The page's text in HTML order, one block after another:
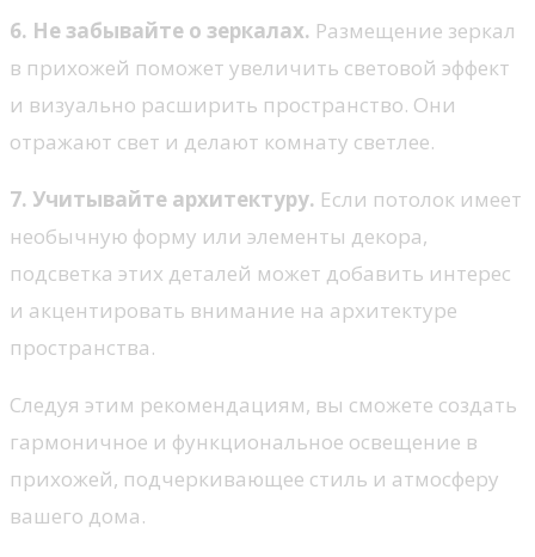
6. Не забывайте о зеркалах. Размещение зеркал
в прихожей поможет увеличить световой эффект
и визуально расширить пространство. Они
отражают свет и делают комнату светлее.
7. Учитывайте архитектуру. Если потолок имеет
необычную форму или элементы декора,
подсветка этих деталей может добавить интерес
и акцентировать внимание на архитектуре
пространства.
Следуя этим рекомендациям, вы сможете создать
гармоничное и функциональное освещение в
прихожей, подчеркивающее стиль и атмосферу
вашего дома.